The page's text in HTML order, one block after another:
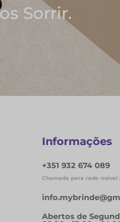
Informações
+351 932 674 089
Chamada para rede móvel
Abertos de